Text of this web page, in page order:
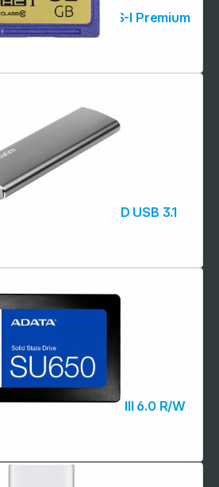
Intenso SDHC Card 32GB Class 10 UHS-I Premium
USB 3.1
III 6.0 R/W